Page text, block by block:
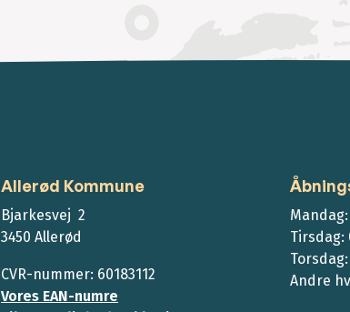
Allerød Kommune
Bjarkesvej 2
3450 Allerød
CVR-nummer: 60183112
Vores EAN-numre
Mandag:
Tirsdag:
Torsdag:
Andre